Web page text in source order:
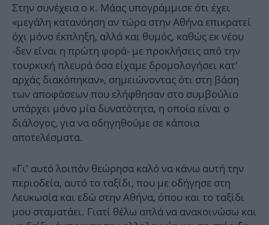
Στην συνέχεια ο κ. Μάας υπογράμμισε ότι έχει
«μεγάλη κατανόηση αν τώρα στην Αθήνα επικρατεί
όχι μόνο έκπληξη, αλλά και θυμός, καθώς εκ νέου
-δεν είναι η πρώτη φορά- με προκλήσεις από την
τουρκική πλευρά όσα είχαμε δρομολογήσει κατ'
αρχάς διακόπηκαν», σημειώνοντας ότι στη βάση
των αποφάσεων που ελήφθησαν στο συμβούλιο
υπάρχει μόνο μία δυνατότητα, η οποία είναι ο
διάλογος, για να οδηγηθούμε σε κάποια
αποτελέσματα.
«Γι' αυτό λοιπόν θεώρησα καλό να κάνω αυτή την
περιοδεία, αυτό το ταξίδι, που με οδήγησε στη
Λευκωσία και εδώ στην Αθήνα, όπου και το ταξίδι
μου σταματάει. Γιατί θέλω απλά να ανακοινώσω και